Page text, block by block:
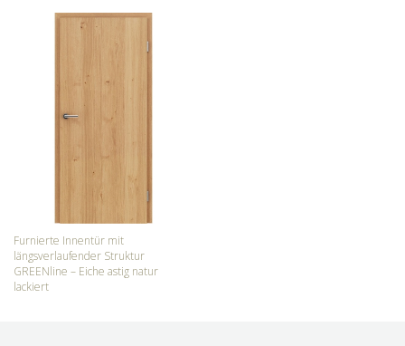
Furnierte Innentür mit
längsverlaufender Struktur
GREENline – Eiche astig natur
lackiert